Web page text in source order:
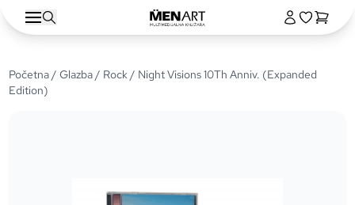
Početna/Glazba/ Rock/ Night Visions 10Th Anniv. (Expanded
Edition)